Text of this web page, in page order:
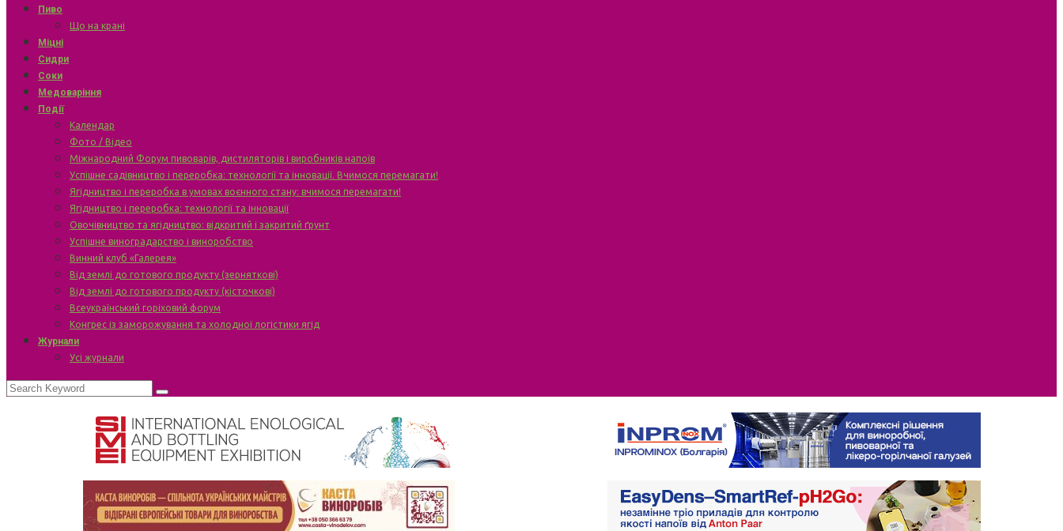
Пиво
Що на крані
Міцні
Сидри
Соки
Медоваріння
Події
Календар
Фото / Відео
Міжнародний Форум пивоварів, дистиляторів і виробників напоїв
Успішне садівництво і переробка: технології та інновації. Вчимося перемагати!
Ягідництво і переробка в умовах воєнного стану: вчимося перемагати!
Ягідництво і переробка: технології та інновації
Овочівництво та ягідництво: відкритий і закритий ґрунт
Успішне виноградарство і виноробство
Винний клуб «Галерея»
Від землі до готового продукту (зерняткові)
Від землі до готового продукту (кісточкові)
Всеукраїнський горіховий форум
Конгрес із заморожування та холодної логістики ягід
Журнали
Усі журнали